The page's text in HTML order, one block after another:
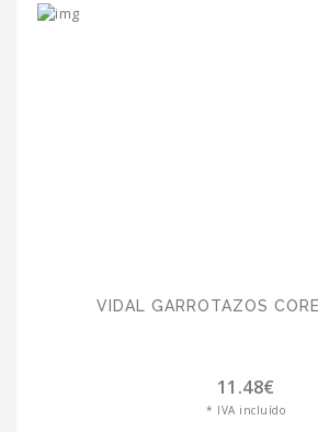
VIDAL GARROTAZOS
11.48€
* IVA incluído